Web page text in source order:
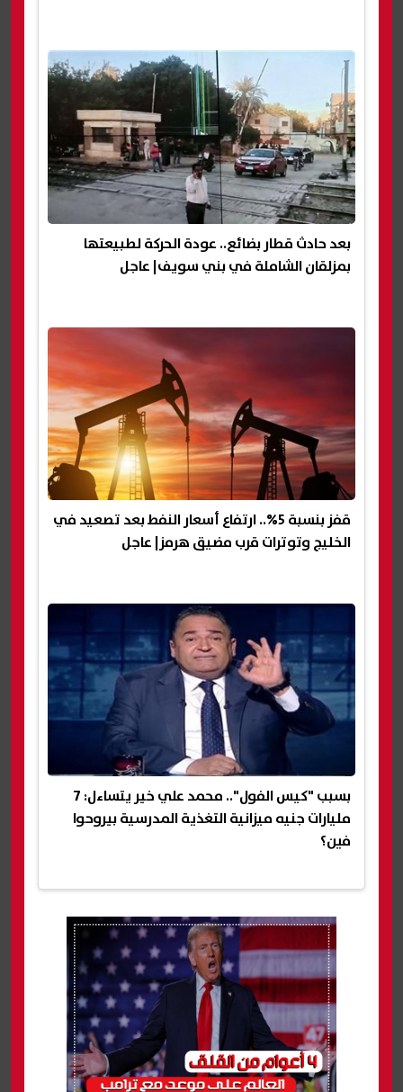
بعد حادث قطار بضائع.. عودة الحركة لطبيعتها
بمزلقان الشاملة في بني سويف| عاجل
قفز بنسبة 5%.. ارتفاع أسعار النفط بعد تصعيد في
الخليج وتوترات قرب مضيق هرمز| عاجل
بسبب "كيس الفول".. محمد علي خير يتساءل: 7
مليارات جنيه ميزانية التغذية المدرسية بيروحوا
فين؟